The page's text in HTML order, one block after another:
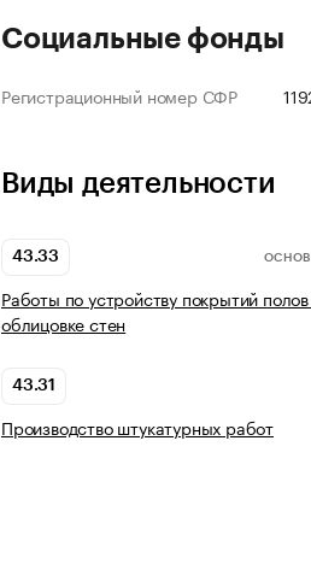
Социальные фонды
Регистрационный номер СФР
Виды деятельности
43.33
Работы по устройству покрытий
облицовке стен
43.31
Производство штукатурных работ